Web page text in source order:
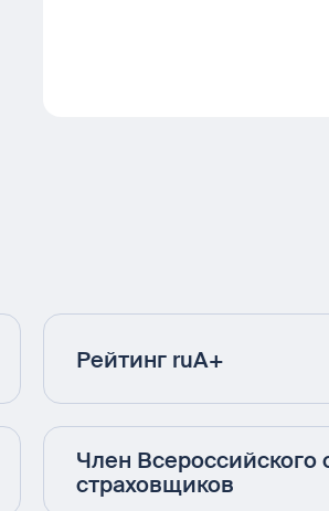
Рейтинг ruA+
Член Всероссийского
страховщиков